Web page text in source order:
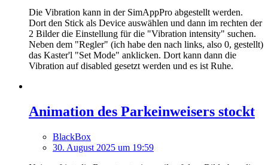
Die Vibration kann in der SimAppPro abgestellt werden.
Dort den Stick als Device auswählen und dann im rechten der
2 Bilder die Einstellung für die "Vibration intensity" suchen.
Neben dem "Regler" (ich habe den nach links, also 0, gestellt)
das Kaster'l "Set Mode" anklicken. Dort kann dann die
Vibration auf disabled gesetzt werden und es ist Ruhe.
Animation des Parkeinweisers stockt
BlackBox
30. August 2025 um 19:59